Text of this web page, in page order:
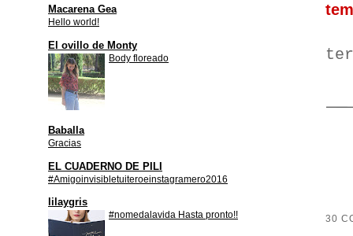
30
Macarena Gea
Hello world!
El ovillo de Monty
Body floreado
Baballa
Gracias
EL CUADERNO DE PILI
#Amigoinvisibletuiteroeinstagramero2016
lilaygris
#nomedalavida Hasta pronto!!